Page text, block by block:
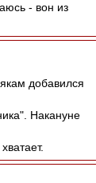
- вон из
добавился
Накануне